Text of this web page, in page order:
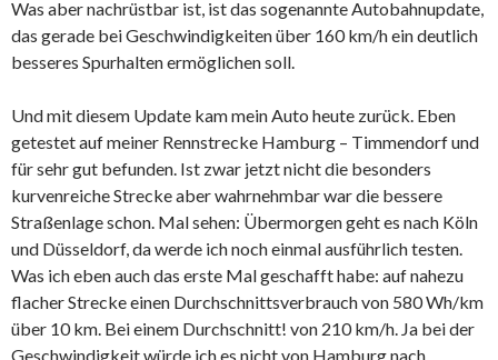
Was aber nachrüstbar ist, ist das sogenannte Autobahnupdate,
das gerade bei Geschwindigkeiten über 160 km/h ein deutlich
besseres Spurhalten ermöglichen soll.
Und mit diesem Update kam mein Auto heute zurück. Eben
getestet auf meiner Rennstrecke Hamburg – Timmendorf und
für sehr gut befunden. Ist zwar jetzt nicht die besonders
kurvenreiche Strecke aber wahrnehmbar war die bessere
Straßenlage schon. Mal sehen: Übermorgen geht es nach Köln
und Düsseldorf, da werde ich noch einmal ausführlich testen.
Was ich eben auch das erste Mal geschafft habe: auf nahezu
flacher Strecke einen Durchschnittsverbrauch von 580 Wh/km
über 10 km. Bei einem Durchschnitt! von 210 km/h. Ja bei der
Geschwindigkeit würde ich es nicht von Hamburg nach